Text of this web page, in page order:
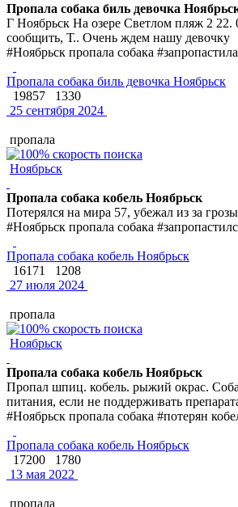
Пропала собака биль девочка
Г Ноябрьск На озере Светлом пляж 2
сообщить, Т.. Очень ждем нашу девочку
#Ноябрьск пропала собака
Пропала собака биль девочка Ноябрьск
19857
1330
25 сентября 2024
пропала
Ноябрьск
Пропала собака кобель Ноябрьск
Потерялся на мира 57, убежал из за грозы
#Ноябрьск пропала собака
Пропала собака кобель Ноябрьск
16171
1208
27 июля 2024
пропала
Ноябрьск
Пропала собака кобель Ноябрьск
Пропал шпиц. кобель. рыжий окрас.
питания, если не поддерживать
#Ноябрьск пропала собака #потерян
Пропала собака кобель Ноябрьск
17200
1780
13 мая 2022
пропала